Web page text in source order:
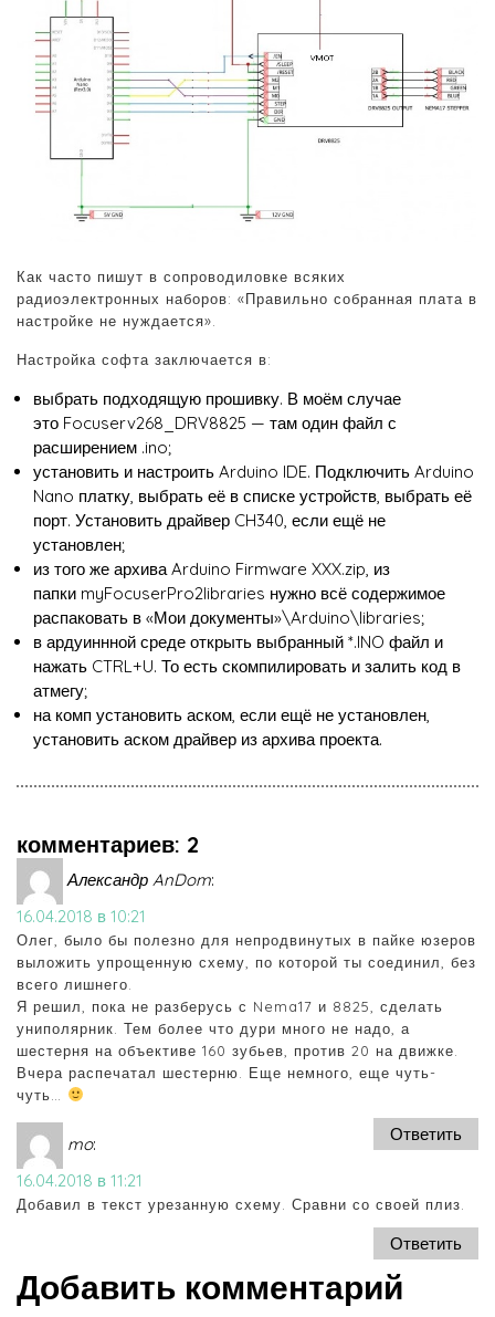
Как часто пишут в сопроводиловке всяких
радиоэлектронных наборов: «Правильно собранная плата в
настройке не нуждается».
Настройка софта заключается в:
выбрать подходящую прошивку. В моём случае
это Focuserv268_DRV8825 — там один файл с
расширением .ino;
установить и настроить Arduino IDE. Подключить Arduino
Nano платку, выбрать её в списке устройств, выбрать её
порт. Установить драйвер CH340, если ещё не
установлен;
из того же архива Arduino Firmware XXX.zip, из
папки myFocuserPro2libraries нужно всё содержимое
распаковать в «Мои документы»\Arduino\libraries;
в ардуиннной среде открыть выбранный *.INO файл и
нажать CTRL+U. То есть скомпилировать и залить код в
атмегу;
на комп установить аском, если ещё не установлен,
установить аском драйвер из архива проекта.
комментариев: 2
Александр AnDom:
16.04.2018 в 10:21
Олег, было бы полезно для непродвинутых в пайке юзеров
выложить упрощенную схему, по которой ты соединил, без
всего лишнего.
Я решил, пока не разберусь с Nema17 и 8825, сделать
униполярник. Тем более что дури много не надо, а
шестерня на объективе 160 зубьев, против 20 на движке.
Вчера распечатал шестерню. Еще немного, еще чуть-
чуть…
Ответить
mo:
16.04.2018 в 11:21
Добавил в текст урезанную схему. Сравни со своей плиз.
Ответить
Добавить комментарий